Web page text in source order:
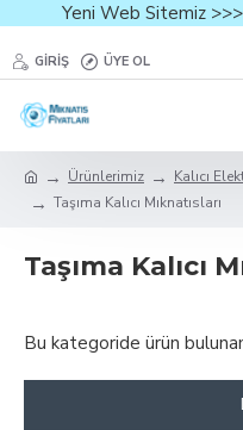
Yeni Web Sitemiz
GIRIŞ ÜYE OL
Ürünlerimiz
Kalıcı
Taşıma Kalıcı Mıknatısları
Taşıma Kalıcı
Bu kategoride ürün